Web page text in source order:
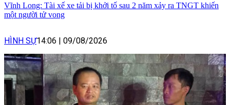
Vĩnh Long: Tài xế xe tải bị khởi tố sau 2 năm xảy ra TNGT khiến
một người tử vong
HÌNH SỰ14:06 | 09/08/2026